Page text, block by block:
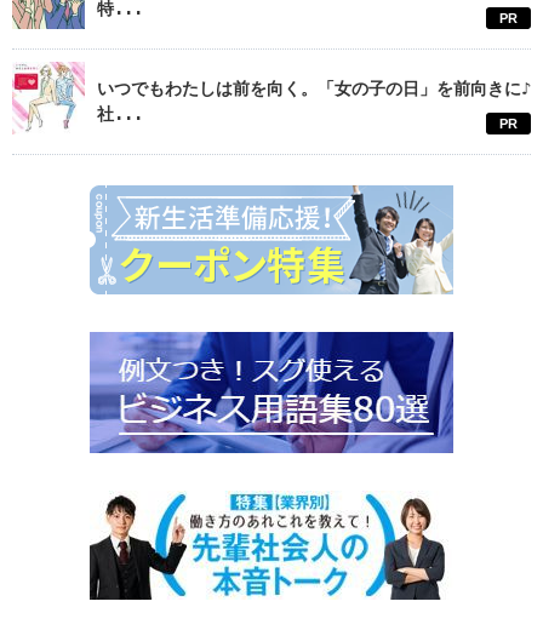
特... PR
いつでもわたしは前を向く。「女の子の日」を前向きに♪
社...
PR